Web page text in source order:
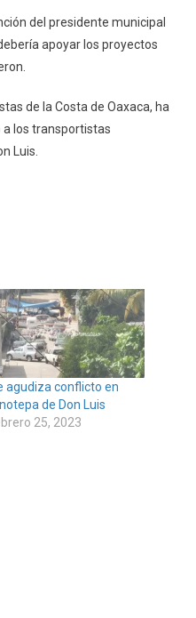
del presidente municipal
apoyar los proyectos
de la Costa de Oaxaca, ha
los transportistas
Luis.
agudiza conflicto en
de Don Luis
25, 2023